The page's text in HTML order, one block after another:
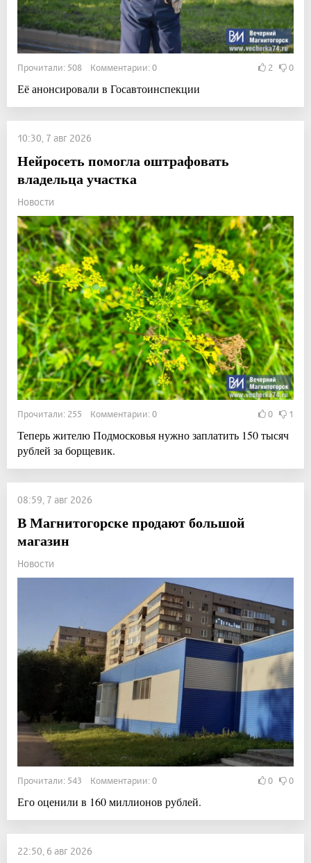
Прочитали: 508 Комментарии: 0 2 0
Её анонсировали в Госавтоинспекции
10:30, 7 авг 2026
Нейросеть помогла оштрафовать
владельца участка
Новости
Прочитали: 255 Комментарии: 0 0 1
Теперь жителю Подмосковья нужно заплатить 150 тысяч
рублей за борщевик.
08:59, 7 авг 2026
В Магнитогорске продают большой
магазин
Новости
Прочитали: 543 Комментарии: 0 0 0
Его оценили в 160 миллионов рублей.
22:50, 6 авг 2026